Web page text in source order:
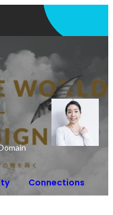
Connections